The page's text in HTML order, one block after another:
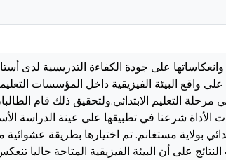
على جودة الكفاءة التدريسية لدى
واقع البيئة الفيزيقية داخل المؤسسات
مرحلة التعليم الابتدائي.ولتحقيق ذلك قام
بولاية مستغانم. تم اختيارها بطريقة
على أن البيئة الفيزيقية المتاحة حاليا